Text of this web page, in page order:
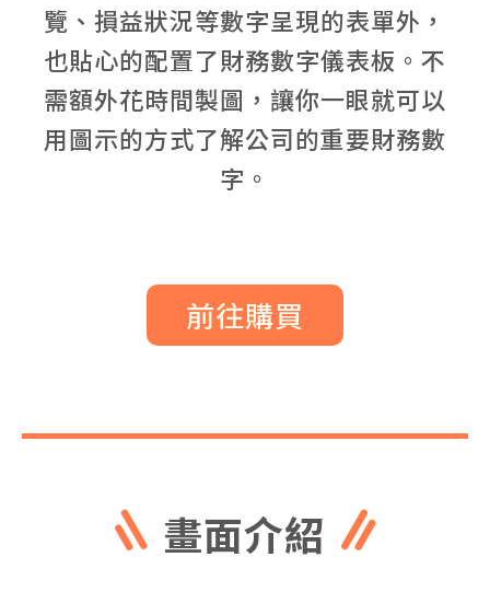
覽、損益狀況等數字呈現的表單外，
也貼心的配置了財務數字儀表板。不
需額外花時間製圖，讓你一眼就可以
用圖示的方式了解公司的重要財務數
字。
前往購買
畫面介紹